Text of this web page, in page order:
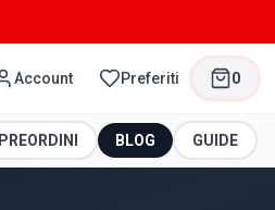
Account Preferiti 0
PREORDINI BLOG GUIDE